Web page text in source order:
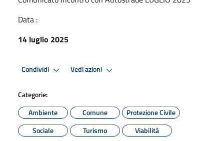
Data :
14 luglio 2025
Condividi Vedi azioni
Categorie:
Ambiente
Comune
Protezione Civile
Sociale
Turismo Viabilità